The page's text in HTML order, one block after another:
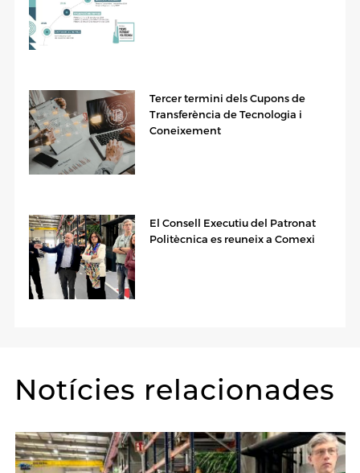
Tercer termini dels Cupons de
Transferència de Tecnologia i
Coneixement
El Consell Executiu del Patronat
Politècnica es reuneix a Comexi
Notícies relacionades